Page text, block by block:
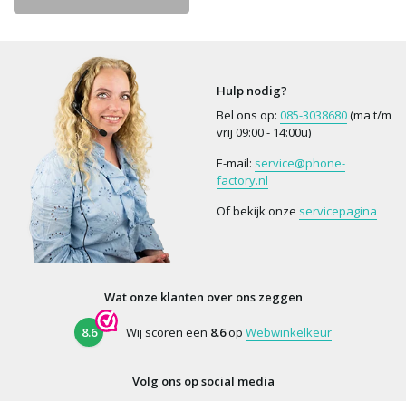
Hulp nodig?
Bel ons op: 085-3038680(ma t/m
vrij 09:00 - 14:00u)
E-mail: service@phone-
factory.nl
Of bekijk onze servicepagina
Wat onze klanten over ons zeggen
8.6 Wij scoren een 8.6op Webwinkelkeur
Volg ons op social media